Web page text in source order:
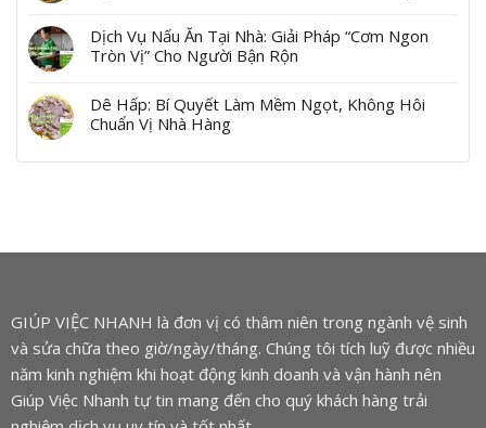
Dịch Vụ Nấu Ăn Tại Nhà: Giải Pháp “Cơm Ngon
Tròn Vị” Cho Người Bận Rộn
Dê Hấp: Bí Quyết Làm Mềm Ngọt, Không Hôi
Chuẩn Vị Nhà Hàng
GIÚP VIỆC NHANH là đơn vị có thâm niên trong ngành vệ sinh
và sửa chữa theo giờ/ngày/tháng. Chúng tôi tích luỹ được nhiều
năm kinh nghiệm khi hoạt động kinh doanh và vận hành nên
Giúp Việc Nhanh tự tin mang đến cho quý khách hàng trải